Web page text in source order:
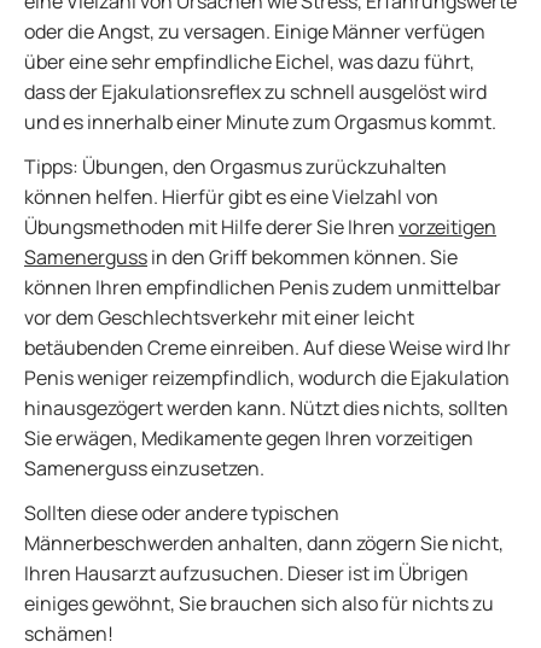
oder die Angst, zu versagen. Einige Männer verfügen
über eine sehr empfindliche Eichel, was dazu führt,
dass der Ejakulationsreflex zu schnell ausgelöst wird
und es innerhalb einer Minute zum Orgasmus kommt.
Tipps: Übungen, den Orgasmus zurückzuhalten
können helfen. Hierfür gibt es eine Vielzahl von
Übungsmethoden mit Hilfe derer Sie Ihrenvorzeitigen
Samenergussin den Griff bekommen können. Sie
können Ihren empfindlichen Penis zudem unmittelbar
vor dem Geschlechtsverkehr mit einer leicht
betäubenden Creme einreiben. Auf diese Weise wird Ihr
Penis weniger reizempfindlich, wodurch die Ejakulation
hinausgezögert werden kann. Nützt dies nichts, sollten
Sie erwägen, Medikamente gegen Ihren vorzeitigen
Samenerguss einzusetzen.
Sollten diese oder andere typischen
Männerbeschwerden anhalten, dann zögern Sie nicht,
Ihren Hausarzt aufzusuchen. Dieser ist im Übrigen
einiges gewöhnt, Sie brauchen sich also für nichts zu
schämen!